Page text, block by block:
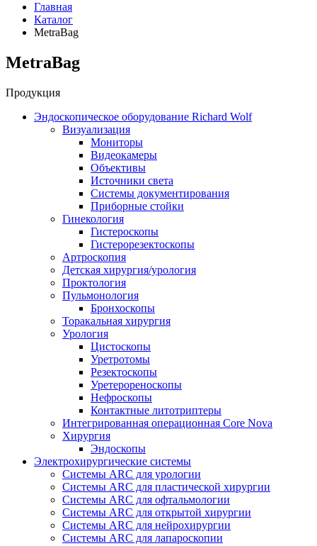
Главная
Каталог
MetraBag
MetraBag
Продукция
Эндоскопическое оборудование Richard Wolf
Визуализация
Мониторы
Видеокамеры
Объективы
Источники света
Системы документирования
Приборные стойки
Гинекология
Гистероскопы
Гистерорезектоскопы
Артроскопия
Детская хирургия/урология
Проктология
Пульмонология
Бронхоскопы
Торакальная хирургия
Урология
Цистоскопы
Уретротомы
Резектоскопы
Уретерореноскопы
Нефроскопы
Контактные литотриптеры
Интегрированная операционная Core Nova
Хирургия
Эндоскопы
Электрохирургические системы
Системы ARC для урологии
Системы ARC для пластической хирургии
Системы ARC для офтальмологии
Системы ARC для открытой хирургии
Системы ARC для нейрохирургии
Системы ARC для лапароскопии